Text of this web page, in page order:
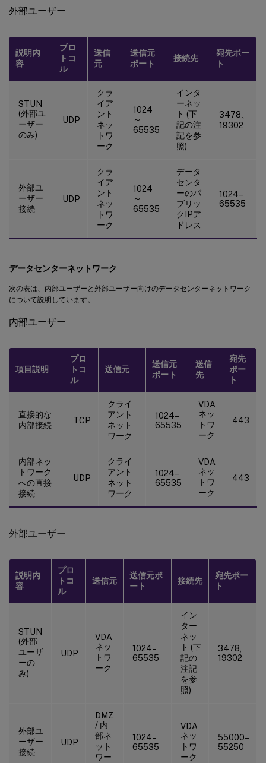
外部ユーザー
説明内
容
プロ
トコ
ル
送信
元
送信元
ポート
接続先
宛先ポー
ト
STUN
(外部ユ
ーザー
のみ)
UDP
クラ
イア
ント
ネッ
トワ
ーク
1024
～
65535
インタ
ーネッ
ト (下
記の注
記を参
照)
3478、
19302
外部ユ
ーザー
接続
UDP
クラ
イア
ント
ネッ
トワ
ーク
1024
～
65535
データ
センタ
ーのパ
ブリッ
クIPア
ドレス
1024–
65535
データセンターネットワーク
次の表は、内部ユーザーと外部ユーザー向けのデータセンターネットワーク
について説明しています。
内部ユーザー
項目説明
プロ
トコ
ル
送信元
送信元
ポート
送信
先
宛先
ポー
ト
直接的な
内部接続
TCP
クライ
アント
ネット
ワーク
1024–
65535
VDA
ネッ
トワ
ーク
443
内部ネッ
トワーク
への直接
接続
UDP
クライ
アント
ネット
ワーク
1024–
65535
VDA
ネッ
トワ
ーク
443
外部ユーザー
説明内
容
プロ
トコ
ル
送信元
送信元ポ
ート
接続先
宛先ポー
ト
STUN
(外部
ユーザ
ーの
み)
UDP
VDA
ネッ
トワ
ーク
1024–
65535
イン
ター
ネッ
ト (下
記の
注記
を参
照)
3478,
19302
外部ユ
ーザー
接続
UDP
DMZ
/ 内
部ネ
ット
ワー
1024–
65535
VDA
ネッ
トワ
ーク
55000–
55250